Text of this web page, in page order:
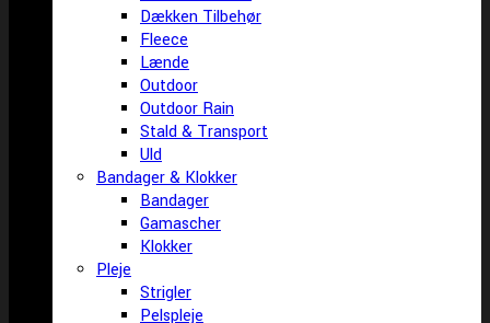
Dækken Tilbehør
Fleece
Lænde
Outdoor
Outdoor Rain
Stald & Transport
Uld
Bandager & Klokker
Bandager
Gamascher
Klokker
Pleje
Strigler
Pelspleje